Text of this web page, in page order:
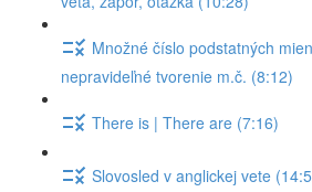
Množné číslo podstatných
nepravideľné tvorenie m.č. (8:12)
There is | There are (7:16)
Slovosled v anglickej vete